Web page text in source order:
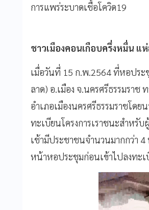
การแพร่ระบาดเชื้อโควิด19
ชาวเมืองคอนเกือบครึ่งหมื่น แ
เมื่อวันที่ 15 ก.พ.2564 ที่หอประ
ลาด) อ.เมือง จ.นครศรีธรรมราช
อำเภอเมืองนครศรีธรรมราชโดย
ทะเบียนโครงการเราชนะสำหรั
เช้ามีประชาชนจำนวนมากกว่า
หน้าหอประชุมก่อนเข้าไปลงทะ